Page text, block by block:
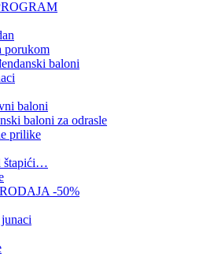
porukom
baloni
baloni
baloni za odrasle
prilike
štapići…
-50%